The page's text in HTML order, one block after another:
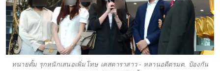
ทนายตั้ม รุกหนักเสนอเพิ่มโทษ เคสดาราสาว - หลานอดีตรมต. ป้องกัน